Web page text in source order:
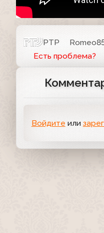
РТР
Есть проблема?
Войдите или